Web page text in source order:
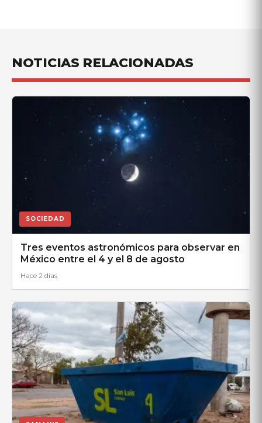
NOTICIAS RELACIONADAS
SOCIEDAD
Tres eventos astronómicos para observar en
México entre el 4 y el 8 de agosto
Hace 2 dias